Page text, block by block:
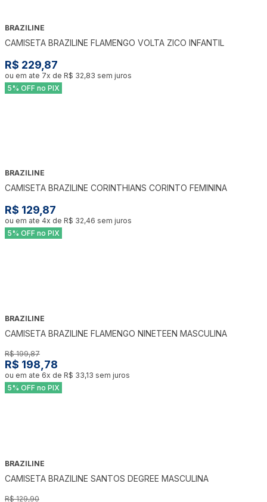
BRAZILINE
CAMISETA BRAZILINE FLAMENGO VOLTA ZICO INFANTIL
R$ 229,87
ou em ate 7x de R$ 32,83 sem juros
5% OFF no PIX
BRAZILINE
CAMISETA BRAZILINE CORINTHIANS CORINTO FEMININA
R$ 129,87
ou em ate 4x de R$ 32,46 sem juros
5% OFF no PIX
BRAZILINE
CAMISETA BRAZILINE FLAMENGO NINETEEN MASCULINA
R$ 199,87
R$ 198,78
ou em ate 6x de R$ 33,13 sem juros
5% OFF no PIX
BRAZILINE
CAMISETA BRAZILINE SANTOS DEGREE MASCULINA
R$ 129,90